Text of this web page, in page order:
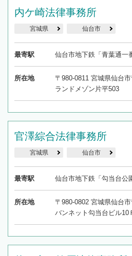
内ケ崎法律事務所
宮城県 仙台市
最寄駅 仙台市地下鉄「青葉通一
所在地
〒980-0811 宮城県仙台
ランドメゾン片平503
官澤綜合法律事務所
宮城県 仙台市
最寄駅 仙台市地下鉄「勾当台公
所在地
〒980-0802 宮城県仙台
バンネット勾当台ビル10